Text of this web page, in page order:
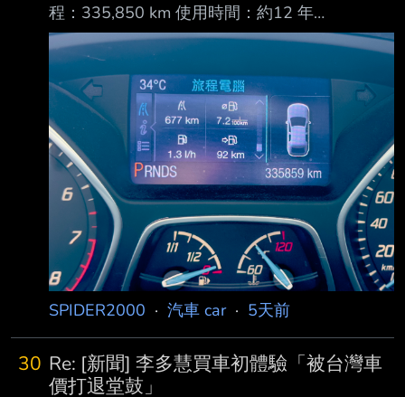
程：335,850 km 使用時間：約12 年
https://i.urusai.cc/nw49G.jpeg 今天正式跟陪伴
我 12 年的小白說再見
https://i.urusai.cc/TsaiV.jpeg 剛好準備換車，把
這 33.5 萬公里的使用心得留給大家參考 這台車
其實也是我們家第一台全新車 以前家裡幾乎都
是接手親戚的中古車，所以當年牽車時，其實蠻
有紀念意義的 使用情況 主要用途：業務車、家
庭用車 這 12 年幾乎跑遍全台 包含：
SPIDER2000 · 汽車 car· 5天前
30 Re: [新聞] 李多慧買車初體驗「被台灣車
價打退堂鼓」